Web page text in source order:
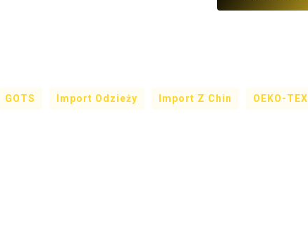
GOTS Import Odzieży Import Z Chin OEKO-TEX